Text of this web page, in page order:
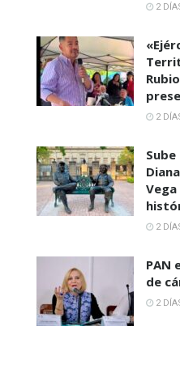
2
2
2
PAN
de
2